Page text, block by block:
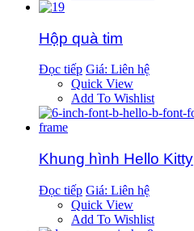
Hộp quà tim
Đọc tiếp Giá: Liên hệ
Quick View
Add To Wishlist
Khung hình Hello Kitty
Đọc tiếp Giá: Liên hệ
Quick View
Add To Wishlist